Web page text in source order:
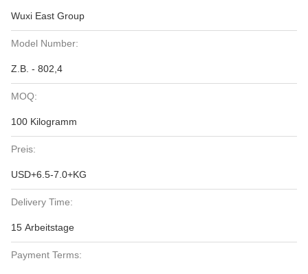
Wuxi East Group
Model Number:
Z.B. - 802,4
MOQ:
100 Kilogramm
Preis:
USD+6.5-7.0+KG
Delivery Time:
15 Arbeitstage
Payment Terms: